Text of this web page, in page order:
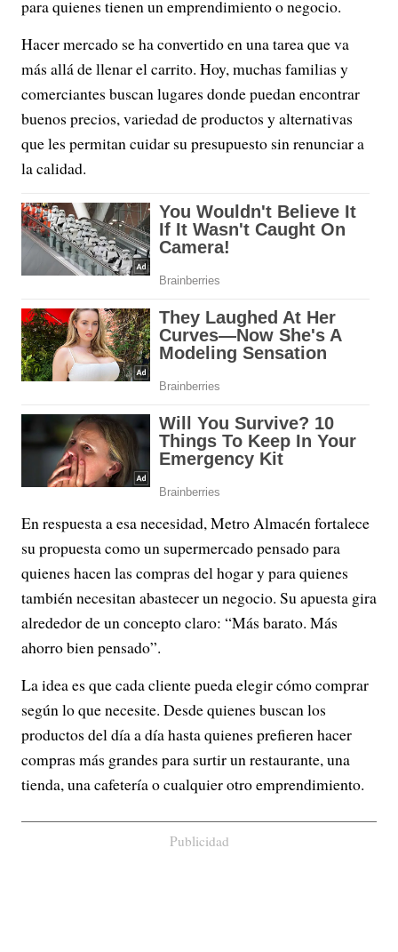
para quienes tienen un emprendimiento o negocio.
Hacer mercado se ha convertido en una tarea que va
más allá de llenar el carrito. Hoy, muchas familias y
comerciantes buscan lugares donde puedan encontrar
buenos precios, variedad de productos y alternativas
que les permitan cuidar su presupuesto sin renunciar a
la calidad.
En respuesta a esa necesidad, Metro Almacén fortalece
su propuesta como un supermercado pensado para
quienes hacen las compras del hogar y para quienes
también necesitan abastecer un negocio. Su apuesta gira
alrededor de un concepto claro: “Más barato. Más
ahorro bien pensado”.
La idea es que cada cliente pueda elegir cómo comprar
según lo que necesite. Desde quienes buscan los
productos del día a día hasta quienes prefieren hacer
compras más grandes para surtir un restaurante, una
tienda, una cafetería o cualquier otro emprendimiento.
Publicidad